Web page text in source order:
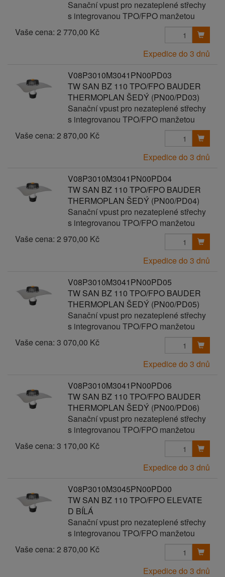
Sanační vpust pro nezateplené střechy
s integrovanou TPO/FPO manžetou
Vaše cena: 2 770,00 Kč
Expedice do 3 dnů
V08P3010M3041PN00PD03
TW SAN BZ 110 TPO/FPO BAUDER
THERMOPLAN ŠEDÝ (PN00/PD03)
Sanační vpust pro nezateplené střechy
s integrovanou TPO/FPO manžetou
Vaše cena: 2 870,00 Kč
Expedice do 3 dnů
V08P3010M3041PN00PD04
TW SAN BZ 110 TPO/FPO BAUDER
THERMOPLAN ŠEDÝ (PN00/PD04)
Sanační vpust pro nezateplené střechy
s integrovanou TPO/FPO manžetou
Vaše cena: 2 970,00 Kč
Expedice do 3 dnů
V08P3010M3041PN00PD05
TW SAN BZ 110 TPO/FPO BAUDER
THERMOPLAN ŠEDÝ (PN00/PD05)
Sanační vpust pro nezateplené střechy
s integrovanou TPO/FPO manžetou
Vaše cena: 3 070,00 Kč
Expedice do 3 dnů
V08P3010M3041PN00PD06
TW SAN BZ 110 TPO/FPO BAUDER
THERMOPLAN ŠEDÝ (PN00/PD06)
Sanační vpust pro nezateplené střechy
s integrovanou TPO/FPO manžetou
Vaše cena: 3 170,00 Kč
Expedice do 3 dnů
V08P3010M3045PN00PD00
TW SAN BZ 110 TPO/FPO ELEVATE
D BÍLÁ
Sanační vpust pro nezateplené střechy
s integrovanou TPO/FPO manžetou
Vaše cena: 2 870,00 Kč
Expedice do 3 dnů